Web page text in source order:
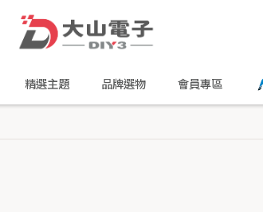
精選主題 品牌選物 會員專區